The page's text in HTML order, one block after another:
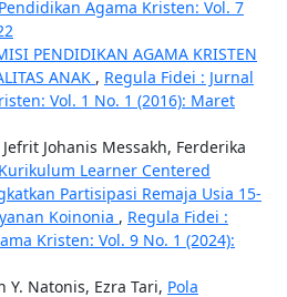
Agama Kristen: Vol. 7
PENDIDIKAN AGAMA KRISTEN
ANAK , Regula Fidei : Jurnal
Vol. 1 No. 1 (2016): Maret
Johanis Messakh, Ferderika
Learner Centered
Partisipasi Remaja Usia 15-
Koinonia , Regula Fidei :
Kristen: Vol. 9 No. 1 (2024):
Y. Natonis, Ezra Tari, Pola